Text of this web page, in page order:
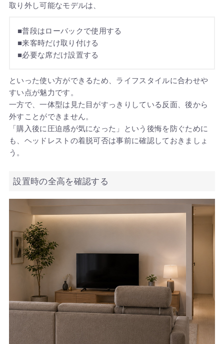
取り外し可能なモデルは、
■普段はローバックで使用する
■来客時だけ取り付ける
■必要な席だけ設置する
といった使い方ができるため、ライフスタイルに合わせや
すい点が魅力です。
一方で、一体型は見た目がすっきりしている反面、後から
外すことができません。
「購入後に圧迫感が気になった」という後悔を防ぐために
も、ヘッドレストの着脱可否は事前に確認しておきましょ
う。
設置時の全高を確認する